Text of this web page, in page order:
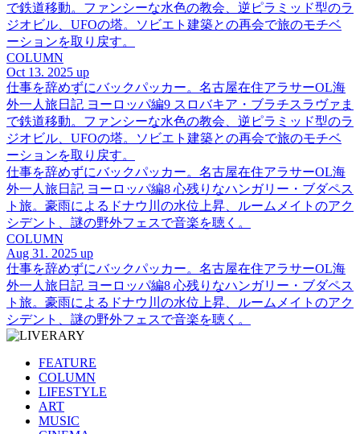
で鉄道移動。ファンシーな水色の教会、逆ピラミッド型のラ
ジオビル、UFOの塔。ソビエト建築との再会で旅のモチベ
ーションを取り戻す。
COLUMN
Oct 13. 2025 up
仕事を辞めずにバックパッカー。名古屋在住アラサーOL海
外一人旅日記 ヨーロッパ編9 スロバキア・ブラチスラヴァま
で鉄道移動。ファンシーな水色の教会、逆ピラミッド型のラ
ジオビル、UFOの塔。ソビエト建築との再会で旅のモチベ
ーションを取り戻す。
仕事を辞めずにバックパッカー。名古屋在住アラサーOL海
外一人旅日記 ヨーロッパ編8 心残りなハンガリー・ブダペス
ト旅。豪雨によるドナウ川の水位上昇、ルームメイトのアク
シデント、謎の野外フェスで音楽を聴く。
COLUMN
Aug 31. 2025 up
仕事を辞めずにバックパッカー。名古屋在住アラサーOL海
外一人旅日記 ヨーロッパ編8 心残りなハンガリー・ブダペス
ト旅。豪雨によるドナウ川の水位上昇、ルームメイトのアク
シデント、謎の野外フェスで音楽を聴く。
FEATURE
COLUMN
LIFESTYLE
ART
MUSIC